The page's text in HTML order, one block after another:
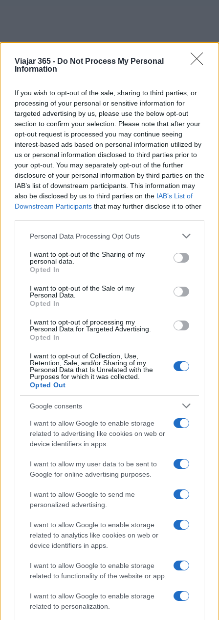
Viajar 365 - Do Not Process My Personal
Information
If you wish to opt-out of the sale, sharing to third parties, or
processing of your personal or sensitive information for
targeted advertising by us, please use the below opt-out
section to confirm your selection. Please note that after your
opt-out request is processed you may continue seeing
interest-based ads based on personal information utilized by
us or personal information disclosed to third parties prior to
your opt-out. You may separately opt-out of the further
disclosure of your personal information by third parties on the
IAB’s list of downstream participants. This information may
also be disclosed by us to third parties on the IAB’s List of
Downstream Participants that may further disclose it to other
Please note that this website/app uses one or more Google
not limited to your visit or usage behaviour. You may click to
grant or deny consent to Google and its third-party tags to
use your data for below specified purposes in below Google
consent section.
Personal Data Processing Opt Outs
I want to opt-out of the Sharing of my
personal data.
Opted In
I want to opt-out of the Sale of my
Personal Data.
Opted In
I want to opt-out of processing my
Personal Data for Targeted Advertising.
Opted In
I want to opt-out of Collection, Use,
Retention, Sale, and/or Sharing of my
Personal Data that Is Unrelated with the
Purposes for which it was collected.
Opted Out
Google consents
I want to allow Google to enable storage
related to advertising like cookies on web or
device identifiers in apps.
I want to allow my user data to be sent to
Google for online advertising purposes.
I want to allow Google to send me
personalized advertising.
I want to allow Google to enable storage
related to analytics like cookies on web or
device identifiers in apps.
I want to allow Google to enable storage
related to functionality of the website or app.
I want to allow Google to enable storage
related to personalization.
AUTOR
Staff
Sigue leyendo